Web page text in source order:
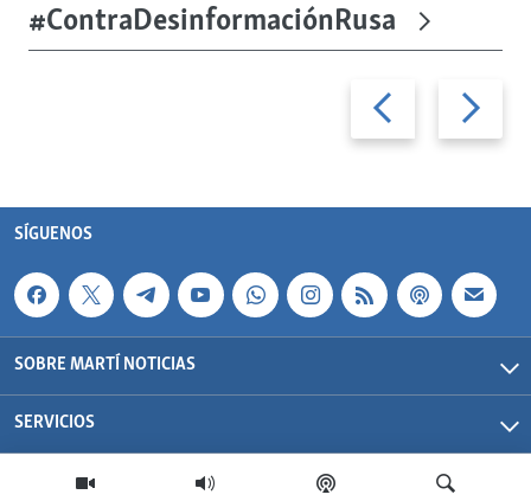
#ContraDesinformaciónRusa
Previous
slide
Next
slide
SÍGUENOS
SOBRE MARTÍ NOTICIAS
SERVICIOS
Martí Noticias| 2026 | OCB | Todos los derechos reservados.